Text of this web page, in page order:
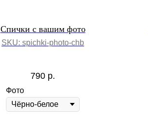
Спички с вашим фото
SKU: spichki-photo-chb
790 р.
Фото